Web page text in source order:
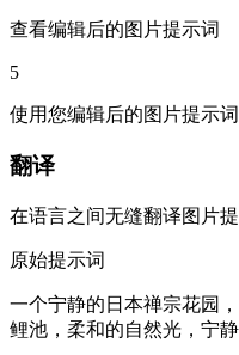
查看编辑后的图片提示词
5
使用您编辑后的图片提示
翻译
在语言之间无缝翻译图片
原始提示词
一个宁静的日本禅宗花园
鲤池，柔和的自然光，宁